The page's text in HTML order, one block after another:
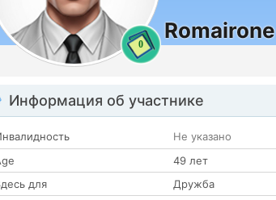
0
Romairone
Информация об участнике
Не указано
49 лет
для
Дружба